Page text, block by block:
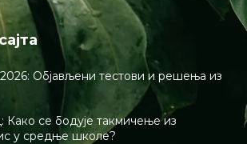
Објављени тестови и решења из
се бодује такмичење из
у средње школе?